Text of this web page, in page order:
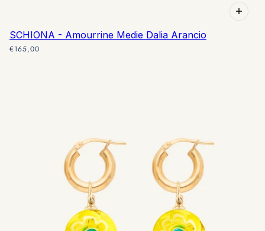
SCHIONA - Amourrine Medie Dalia Arancio
€165,00